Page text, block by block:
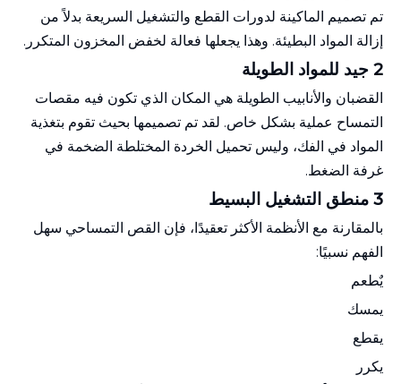
تم تصميم الماكينة لدورات القطع والتشغيل السريعة بدلاً من
إزالة المواد البطيئة. وهذا يجعلها فعالة لخفض المخزون المتكرر.
2 جيد للمواد الطويلة
القضبان والأنابيب الطويلة هي المكان الذي تكون فيه مقصات
التمساح عملية بشكل خاص. لقد تم تصميمها بحيث تقوم بتغذية
المواد في الفك، وليس تحميل الخردة المختلطة الضخمة في
غرفة الضغط.
3 منطق التشغيل البسيط
بالمقارنة مع الأنظمة الأكثر تعقيدًا، فإن القص التمساحي سهل
الفهم نسبيًا:
يٌطعم
يمسك
يقطع
يكرر